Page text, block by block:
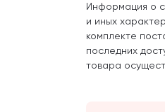
Информация о
и иных
комплекте
последних
товара